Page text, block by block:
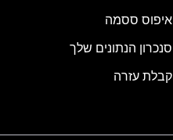
איפוס ססמה
סנכרון הנתונים שלך
קבלת עזרה